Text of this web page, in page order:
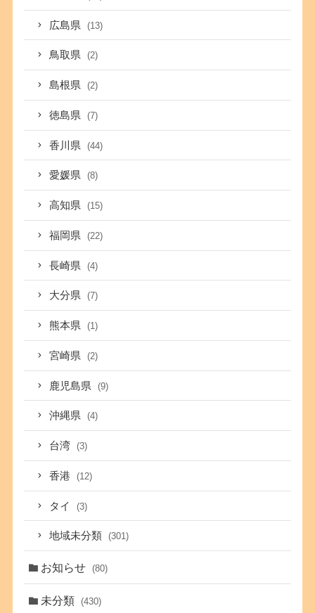
広島県 (13)
鳥取県 (2)
島根県 (2)
徳島県 (7)
香川県 (44)
愛媛県 (8)
高知県 (15)
福岡県 (22)
長崎県 (4)
大分県 (7)
熊本県 (1)
宮崎県 (2)
鹿児島県 (9)
沖縄県 (4)
台湾 (3)
香港 (12)
タイ (3)
地域未分類 (301)
お知らせ (80)
未分類 (430)